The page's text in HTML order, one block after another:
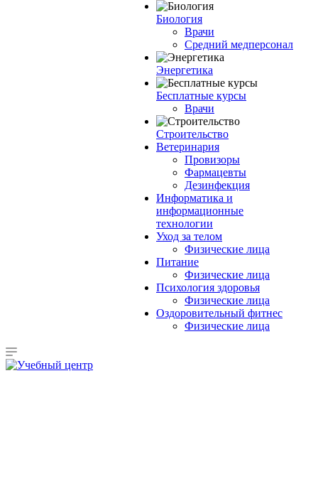
Биология
Врачи
Средний медперсонал
Энергетика
Бесплатные курсы
Врачи
Строительство
Ветеринария
Провизоры
Фармацевты
Дезинфекция
Информатика и
информационные
технологии
Уход за телом
Физические лица
Питание
Физические лица
Психология здоровья
Физические лица
Оздоровительный фитнес
Физические лица